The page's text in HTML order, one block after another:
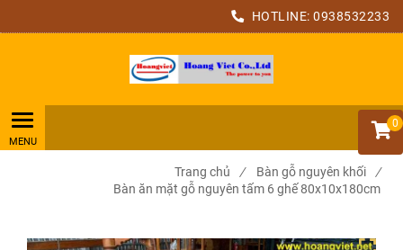
HOTLINE: 0938532233
0
Trang chủ / Bàn gỗ nguyên khối
/
Bàn ăn mặt gỗ nguyên tấm 6 ghế 80x10x180cm